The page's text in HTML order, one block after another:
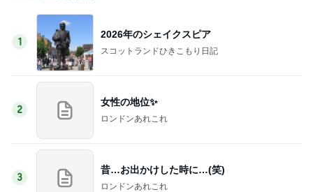
1
2026年のシェイクスピア
スコットランドひきこもり日記
2
女性の地位✨
ロンドンあれこれ
3
昔…お出かけした時に…(笑)
ロンドンあれこれ